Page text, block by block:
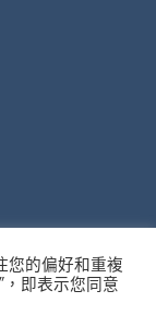
您的偏好和重複
即表示您同意